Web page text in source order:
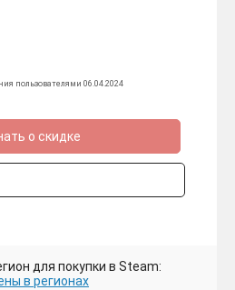
пользователями 06.04.2024
о скидке
для покупки в Steam:
в регионах